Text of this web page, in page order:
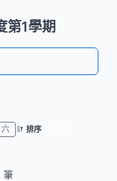
第1學期
六 排序
筆